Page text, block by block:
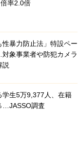
率2.0倍
性暴力防止法」特設ペー
象事業者や防犯カメラ
説
学生5万9,377人、在籍
…JASSO調査